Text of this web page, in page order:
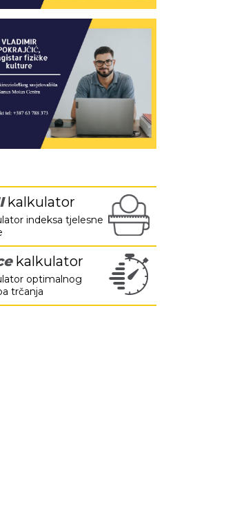
kalkulator
indeksa tjelesne
kalkulator
optimalnog
trčanja